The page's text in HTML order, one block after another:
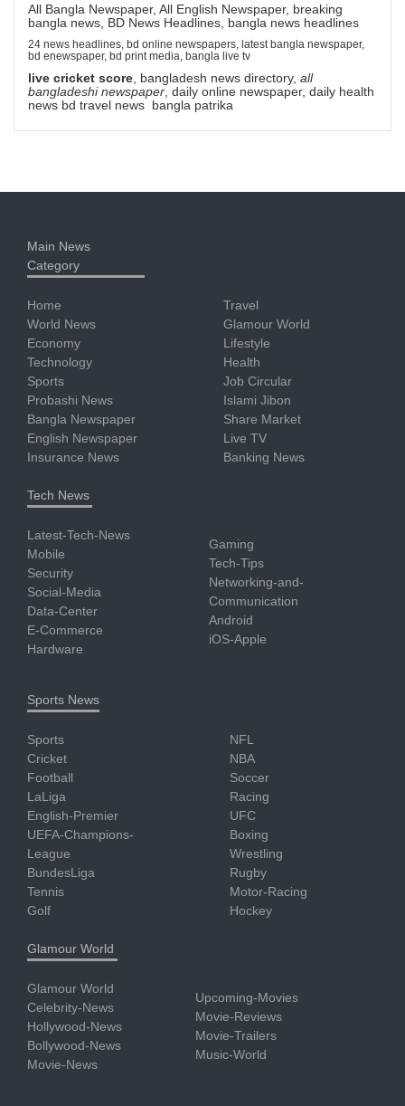
All Bangla Newspaper, All English Newspaper, breaking
bangla news, BD News Headlines, bangla news headlines
24 news headlines, bd online newspapers, latest bangla newspaper,
bd enewspaper, bd print media, bangla live tv
live cricket score , bangladesh news directory, all
bangladeshi newspaper , daily online newspaper, daily health
news bd travel news bangla patrika
Main News
Category
Home
World News
Economy
Technology
Sports
Probashi News
Bangla Newspaper
English Newspaper
Insurance News
Travel
Glamour World
Lifestyle
Health
Job Circular
Islami Jibon
Share Market
Live TV
Banking News
Tech News
Latest-Tech-News
Mobile
Security
Social-Media
Data-Center
E-Commerce
Hardware
Gaming
Tech-Tips
Networking-and-
Communication
Android
iOS-Apple
Sports News
Sports
Cricket
Football
LaLiga
English-Premier
UEFA-Champions-
League
BundesLiga
Tennis
Golf
NFL
NBA
Soccer
Racing
UFC
Boxing
Wrestling
Rugby
Motor-Racing
Hockey
Glamour World
Glamour World
Celebrity-News
Hollywood-News
Bollywood-News
Movie-News
Upcoming-Movies
Movie-Reviews
Movie-Trailers
Music-World